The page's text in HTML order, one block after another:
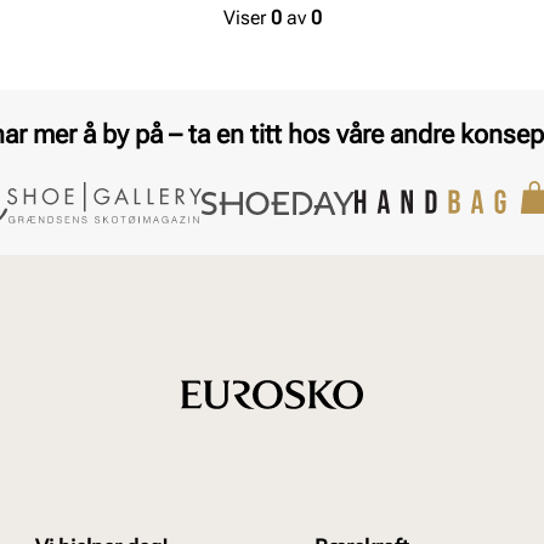
Viser0av 0
mer å by på – ta en titt hos våre andre